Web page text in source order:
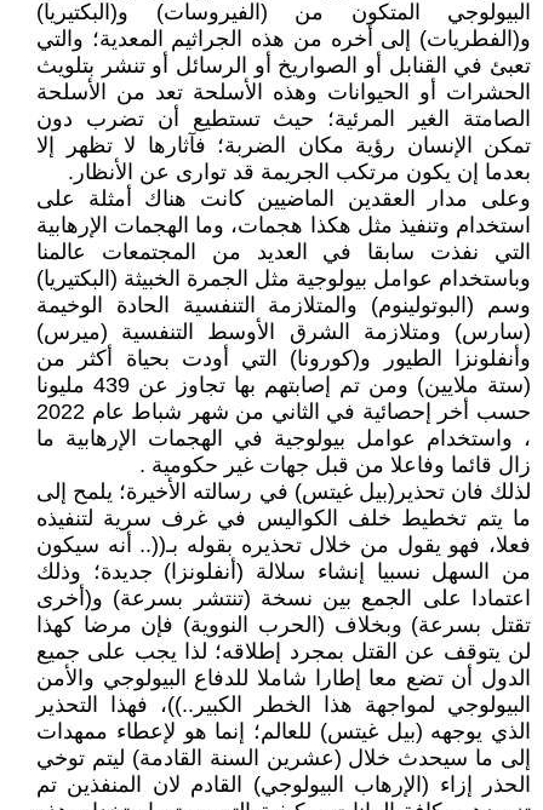
البيولوجي المتكون من (الفيروسات) و(البكتيريا)
و(الفطريات) إلى أخره من هذه الجراثيم المعدية؛ والتي
تعبئ في القنابل أو الصواريخ أو الرسائل أو تنشر بتلويث
الحشرات أو الحيوانات وهذه الأسلحة تعد من الأسلحة
الصامتة الغير المرئية؛ حيث تستطيع أن تضرب دون
تمكن الإنسان رؤية مكان الضربة؛ فآثارها لا تظهر إلا
بعدما إن يكون مرتكب الجريمة قد توارى عن الأنظار.
وعلى مدار العقدين الماضيين كانت هناك أمثلة على
استخدام وتنفيذ مثل هكذا هجمات، وما الهجمات الإرهابية
التي نفذت سابقا في العديد من المجتمعات عالمنا
وباستخدام عوامل بيولوجية مثل الجمرة الخبيثة (البكتيريا)
وسم (البوتولينوم) والمتلازمة التنفسية الحادة الوخيمة
(سارس) ومتلازمة الشرق الأوسط التنفسية (ميرس)
وأنفلونزا الطيور و(كورونا) التي أودت بحياة أكثر من
(ستة ملايين) ومن تم إصابتهم بها تجاوز عن 439 مليونا
حسب أخر إحصائية في الثاني من شهر شباط عام 2022
، واستخدام عوامل بيولوجية في الهجمات الإرهابية ما
زال قائما وفاعلا من قبل جهات غير حكومية .
لذلك فان تحذير(بيل غيتس) في رسالته الأخيرة؛ يلمح إلى
ما يتم تخطيط خلف الكواليس في غرف سرية لتنفيذه
فعلا، فهو يقول من خلال تحذيره بقوله بـ((.. أنه سيكون
من السهل نسبيا إنشاء سلالة (أنفلونزا) جديدة؛ وذلك
اعتمادا على الجمع بين نسخة (تنتشر بسرعة) و(أخرى
تقتل بسرعة) وبخلاف (الحرب النووية) فإن مرضا كهذا
لن يتوقف عن القتل بمجرد إطلاقه؛ لذا يجب على جميع
الدول أن تضع معا إطارا شاملا للدفاع البيولوجي والأمن
البيولوجي لمواجهة هذا الخطر الكبير..))، فهذا التحذير
الذي يوجهه (بيل غيتس) للعالم؛ إنما هو لإعطاء ممهدات
إلى ما سيحدث خلال (عشرين السنة القادمة) ليتم توخي
الحذر إزاء (الإرهاب البيولوجي) القادم لان المنفذين تم